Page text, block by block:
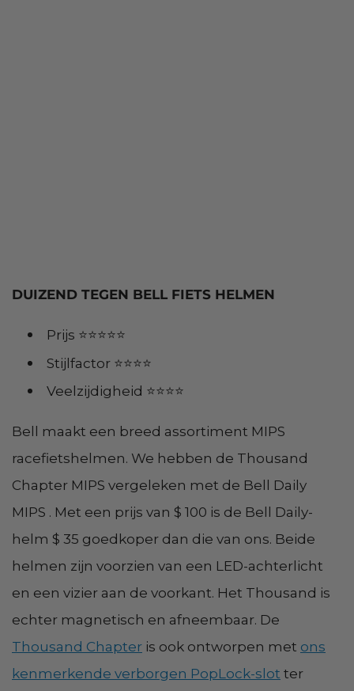
DUIZEND TEGEN BELL FIETS HELMEN
Prijs ⭐⭐⭐⭐⭐
Stijlfactor ⭐⭐⭐⭐
Veelzijdigheid ⭐⭐⭐⭐
Bell maakt een breed assortiment MIPS
racefietshelmen. We hebben de Thousand
Chapter MIPS vergeleken met de Bell Daily
MIPS . Met een prijs van $ 100 is de Bell Daily-
helm $ 35 goedkoper dan die van ons. Beide
helmen zijn voorzien van een LED-achterlicht
en een vizier aan de voorkant. Het Thousand is
echter magnetisch en afneembaar. De
Thousand Chapter is ook ontworpen met ons
kenmerkende verborgen PopLock-slot ter